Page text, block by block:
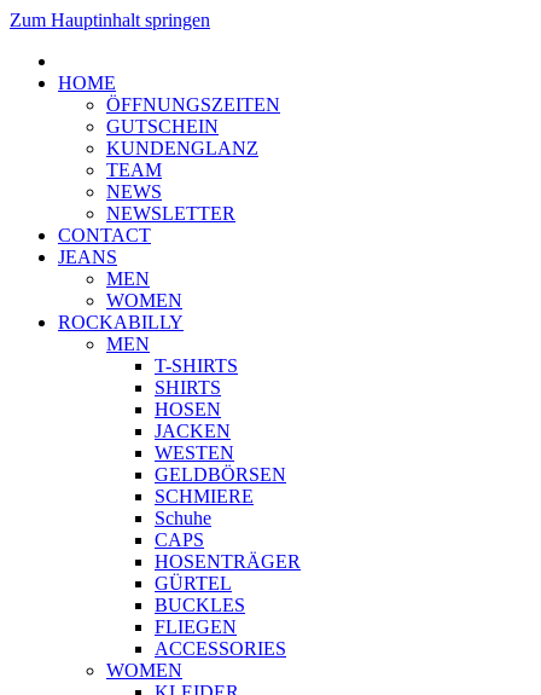
Zum Hauptinhalt springen
HOME
ÖFFNUNGSZEITEN
GUTSCHEIN
KUNDENGLANZ
TEAM
NEWS
NEWSLETTER
CONTACT
JEANS
MEN
WOMEN
ROCKABILLY
MEN
T-SHIRTS
SHIRTS
HOSEN
JACKEN
WESTEN
GELDBÖRSEN
SCHMIERE
Schuhe
CAPS
HOSENTRÄGER
GÜRTEL
BUCKLES
FLIEGEN
ACCESSORIES
WOMEN